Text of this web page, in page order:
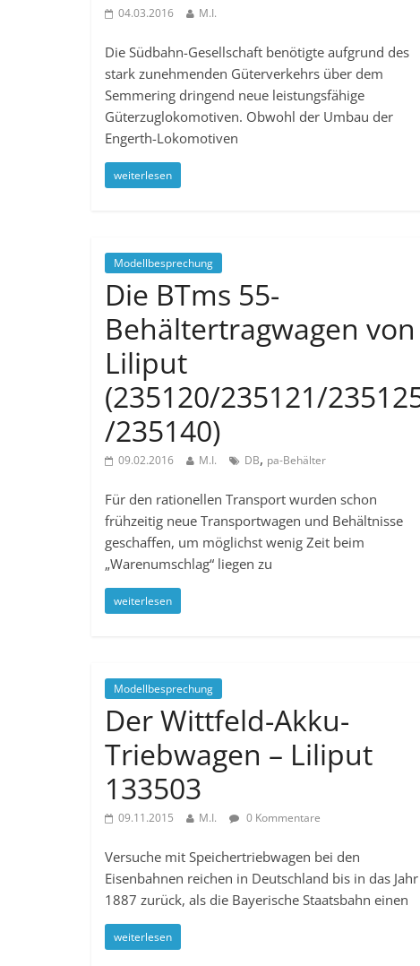
04.03.2016 M.I.
Die Südbahn-Gesellschaft benötigte aufgrund des
stark zunehmenden Güterverkehrs über dem
Semmering dringend neue leistungsfähige
Güterzuglokomotiven. Obwohl der Umbau der
Engerth-Lokomotiven
weiterlesen
Modellbesprechung
Die BTms 55-
Behältertragwagen von
Liliput
(235120/235121/
/235140)
09.02.2016 M.I. DB, pa-Behälter
Für den rationellen Transport wurden schon
frühzeitig neue Transportwagen und Behältnisse
geschaffen, um möglichst wenig Zeit beim
„Warenumschlag“ liegen zu
weiterlesen
Modellbesprechung
Der Wittfeld-Akku-
Triebwagen – Liliput
133503
09.11.2015 M.I. 0 Kommentare
Versuche mit Speichertriebwagen bei den
Eisenbahnen reichen in Deutschland bis in das Jahr
1887 zurück, als die Bayerische Staatsbahn einen
weiterlesen